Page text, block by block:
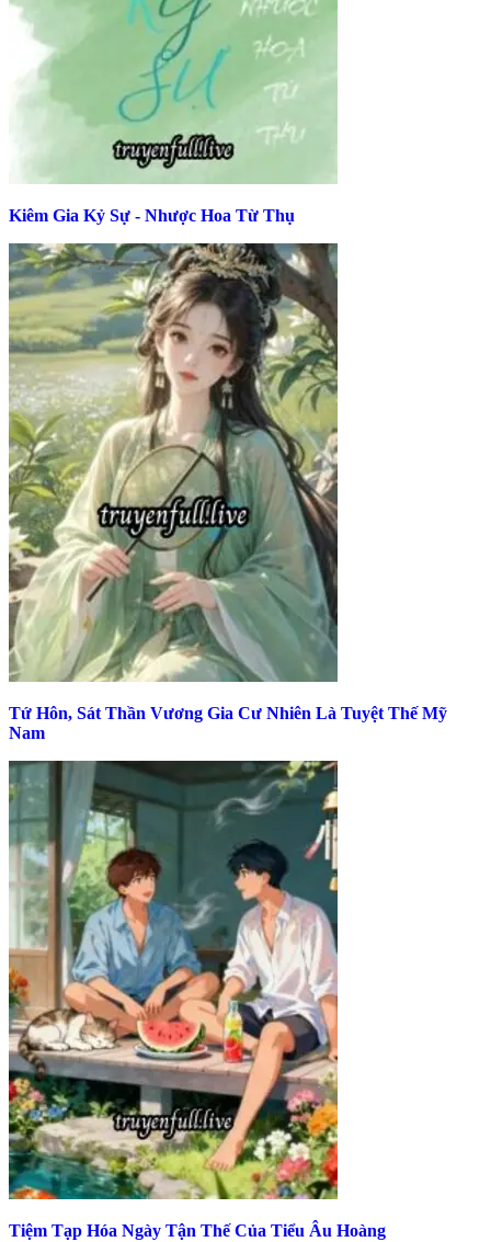
Kiêm Gia Kỷ Sự - Nhược Hoa Từ Thụ
Tứ Hôn, Sát Thần Vương Gia Cư Nhiên Là Tuyệt Thế Mỹ
Nam
Tiệm Tạp Hóa Ngày Tận Thế Của Tiểu Âu Hoàng